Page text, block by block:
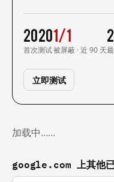
2020
首次测试
1/1
被屏蔽 · 近 90 天
立即测试
加载中……
google.com 上其他